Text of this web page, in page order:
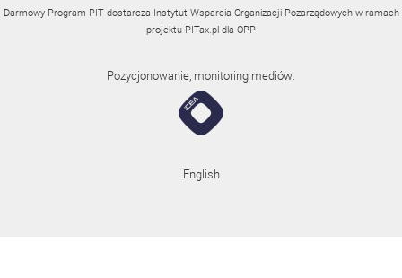
Darmowy Program PIT dostarcza Instytut Wsparcia Organizacji Pozarządowych w ramach
projektu PITax.pl dla OPP
Pozycjonowanie, monitoring mediów:
English